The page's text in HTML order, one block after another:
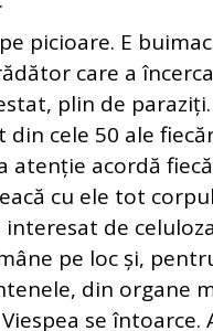
picioare. E
care a
plin de
cele 50 ale
atenție acordă
cu ele tot
de
pe loc și,
din organe
se